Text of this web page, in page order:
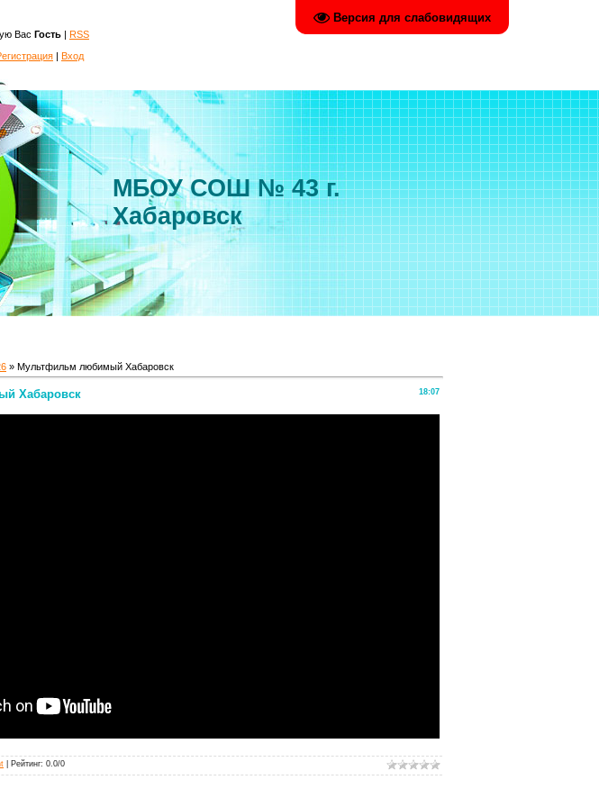
Версия для слабовидящих
Вас Гость | RSS
| Вход
МБОУ СОШ № 43 г.
Хабаровск
» Мультфильм любимый Хабаровск
18:07
Хабаровск
Рейтинг: 0.0/0